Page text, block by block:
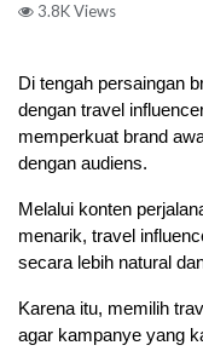
3.8K Views
Di tengah persaingan
dengan travel
memperkuat brand
dengan audiens.
Melalui konten
menarik, travel
secara lebih natural
Karena itu, memilih
agar kampanye yang